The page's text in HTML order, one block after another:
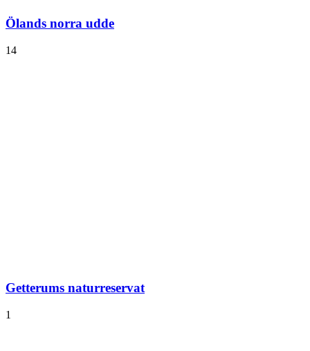
Ölands norra udde
14
Getterums naturreservat
1